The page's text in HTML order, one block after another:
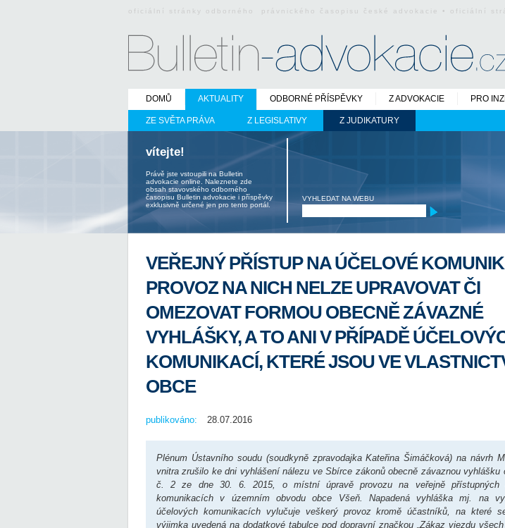
oficiální stránky odborného právnického časopisu české advokacie • oficiální
DOMŮ AKTUALITY
ZE SVĚTA PRÁVA Z LEGISLATIVY Z JUDIKATURY
ODBORNÉ PŘÍSPĚVKY Z ADVOKACIE PRO
vítejte!
Právě jste vstoupili na Bulletin
advokacie online. Naleznete zde
obsah stavovského odborného
časopisu Bulletin advokacie i příspěvky
exklusivně určené jen pro tento portál.
VYHLEDAT NA WEBU
VEŘEJNÝ PŘÍSTUP NA ÚČELOVÉ
PROVOZ NA NICH NELZE UPRAVOVAT ČI
OMEZOVAT FORMOU OBECNĚ ZÁVAZNÉ
VYHLÁŠKY, A TO ANI V PŘÍPADĚ
KOMUNIKACÍ, KTERÉ JSOU VE
OBCE
publikováno: 28.07.2016
Plénum Ústavního soudu (soudkyně zpravodajka Kateřina Šimáčková) na návrh
vnitra zrušilo ke dni vyhlášení nálezu ve Sbírce zákonů obecně závaznou vyhlášku
č. 2 ze dne 30. 6. 2015, o místní úpravě provozu na veřejně přístupných
komunikacích v územním obvodu obce Všeň. Napadená vyhláška mj. na
účelových komunikacích vylučuje veškerý provoz kromě účastníků, na které
výjimka uvedená na dodatkové tabulce pod dopravní značkou „Zákaz vjezdu